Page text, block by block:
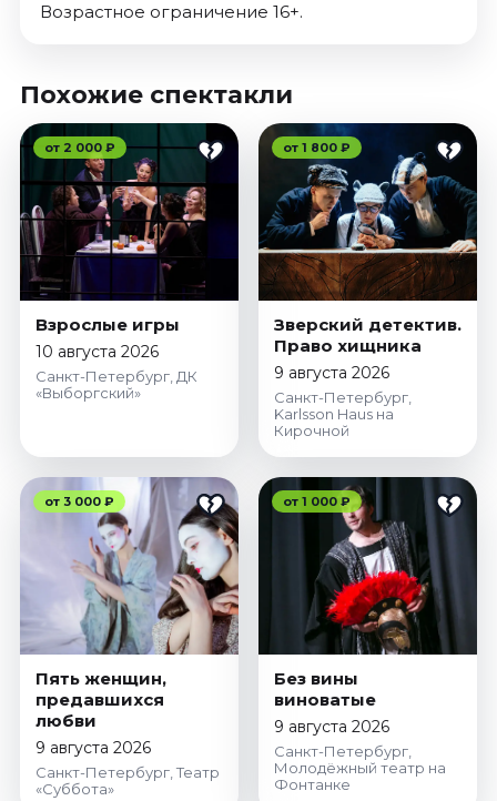
Возрастное ограничение 16+.
Похожие спектакли
от 2 000 ₽
Взрослые игры
10 августа 2026
Санкт-Петербург, ДК
«Выборгский»
от 1 800 ₽
Зверский детектив.
Право хищника
9 августа 2026
Санкт-Петербург,
Karlsson Haus на
Кирочной
от 3 000 ₽
Пять женщин,
предавшихся
любви
9 августа 2026
Санкт-Петербург, Театр
«Суббота»
от 1 000 ₽
Без вины
виноватые
9 августа 2026
Санкт-Петербург,
Молодёжный театр на
Фонтанке